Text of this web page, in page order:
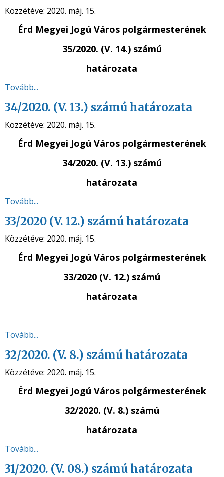
Közzétéve: 2020. máj. 15.
Érd Megyei Jogú Város polgármesterének
35/2020. (V. 14.) számú
határozata
Tovább...
34/2020. (V. 13.) számú határozata
Közzétéve: 2020. máj. 15.
Érd Megyei Jogú Város polgármesterének
34/2020. (V. 13.) számú
határozata
Tovább...
33/2020 (V. 12.) számú határozata
Közzétéve: 2020. máj. 15.
Érd Megyei Jogú Város polgármesterének
33/2020 (V. 12.) számú
határozata
Tovább...
32/2020. (V. 8.) számú határozata
Közzétéve: 2020. máj. 15.
Érd Megyei Jogú Város polgármesterének
32/2020. (V. 8.) számú
határozata
Tovább...
31/2020. (V. 08.) számú határozata